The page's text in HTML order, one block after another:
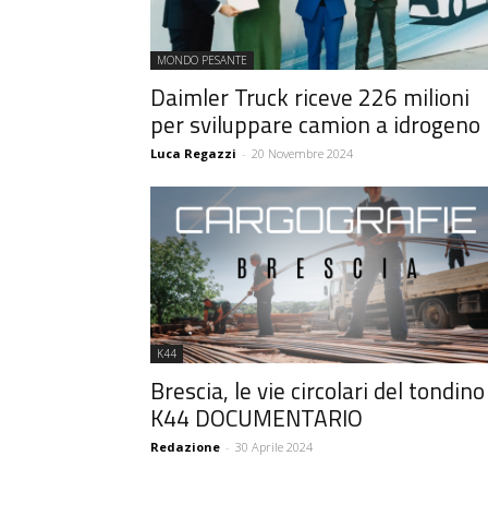
MONDO PESANTE
Daimler Truck riceve 226 milioni
per sviluppare camion a idrogeno
Luca Regazzi - 20 Novembre 2024
K44
Brescia, le vie circolari del
K44 DOCUMENTARIO
Redazione - 30 Aprile 2024